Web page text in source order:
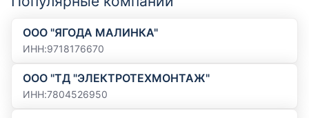
ООО "ЯГОДА МАЛИНКА"
ИНН:9718176670
ООО "ТД "ЭЛЕКТРОТЕХМОНТАЖ"
ИНН:7804526950